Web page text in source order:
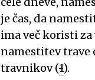
je čas, da
ima več koristi
namestitev trave
travnikov (1).